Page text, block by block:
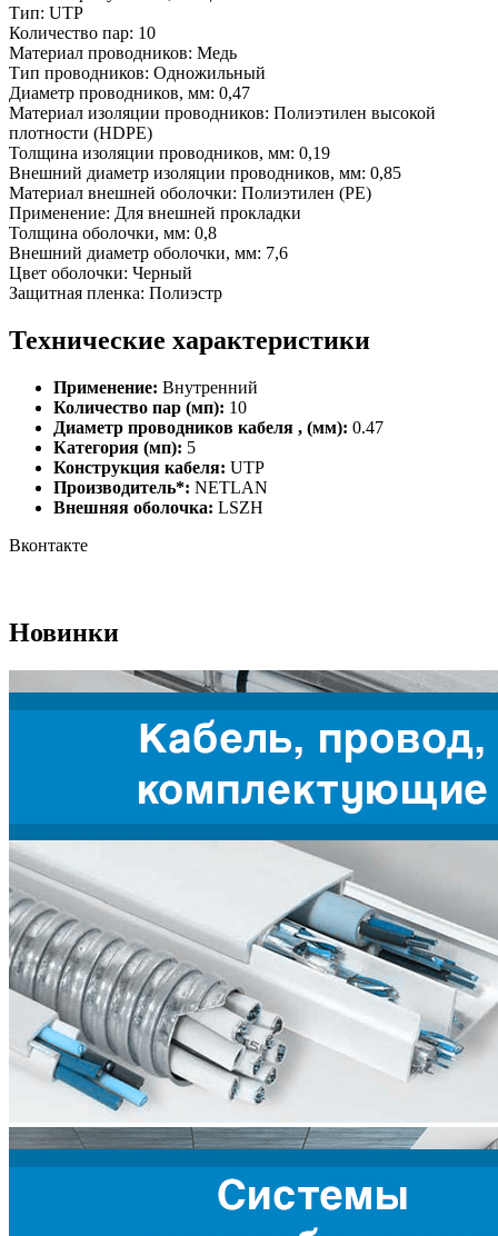
Тип: UTP
Количество пар: 10
Материал проводников: Медь
Тип проводников: Одножильный
Диаметр проводников, мм: 0,47
Материал изоляции проводников: Полиэтилен высокой
плотности (HDPE)
Толщина изоляции проводников, мм: 0,19
Внешний диаметр изоляции проводников, мм: 0,85
Материал внешней оболочки: Полиэтилен (PE)
Применение: Для внешней прокладки
Толщина оболочки, мм: 0,8
Внешний диаметр оболочки, мм: 7,6
Цвет оболочки: Черный
Защитная пленка: Полиэстр
Технические характеристики
Применение: Внутренний
Количество пар (мп): 10
Диаметр проводников кабеля , (мм): 0.47
Категория (мп): 5
Конструкция кабеля: UTP
Производитель*: NETLAN
Внешняя оболочка: LSZH
Вконтакте
Новинки